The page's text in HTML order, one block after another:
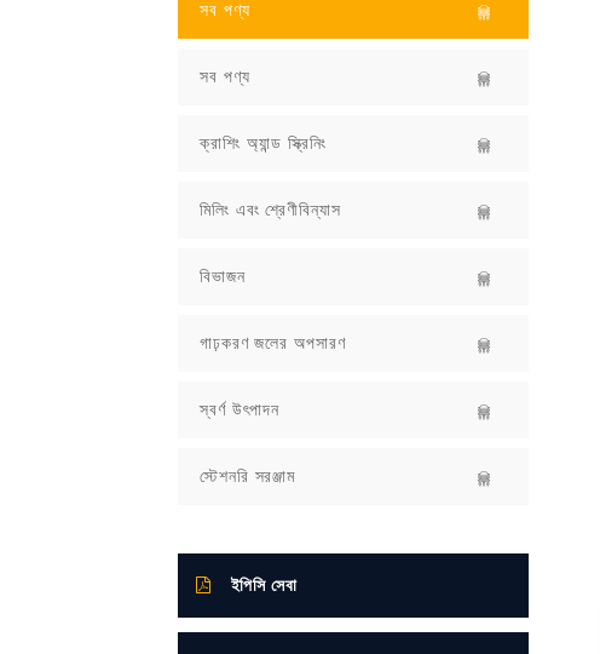
সব পণ্য
সব পণ্য
ক্রাশিং অ্যান্ড স্ক্রিনিং
মিলিং এবং শ্রেণীবিন্যাস
বিভাজন
গাঢ়করণ জলের অপসারণ
স্বর্ণ উৎপাদন
স্টেশনরি সরঞ্জাম
ইপিসি সেবা